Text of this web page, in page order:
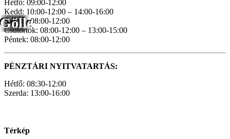
Gölle
Hétfő: 09:00-12:00
Kedd: 10:00-12:00 – 14:00-16:00
Szerda: 08:00-12:00
Csütörtök: 08:00-12:00 – 13:00-15:00
Péntek: 08:00-12:00
PÉNZTÁRI NYITVATARTÁS:
Hétfő: 08:30-12:00
Szerda: 13:00-16:00
Térkép